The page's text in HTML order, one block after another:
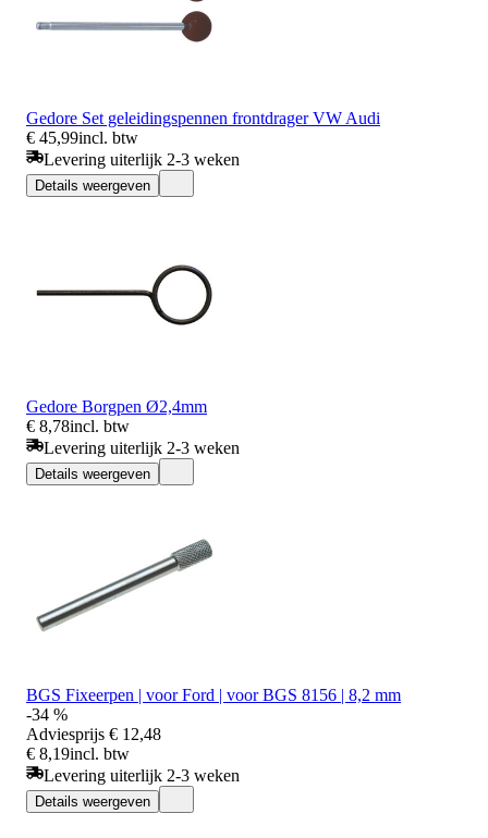
Gedore Set geleidingspennen frontdrager VW Audi
€ 45,99incl. btw
Levering uiterlijk 2-3 weken
Details weergeven
Gedore Borgpen Ø2,4mm
€ 8,78incl. btw
Levering uiterlijk 2-3 weken
Details weergeven
BGS Fixeerpen | voor Ford | voor BGS 8156 | 8,2 mm
-34 %
Adviesprijs € 12,48
€ 8,19incl. btw
Levering uiterlijk 2-3 weken
Details weergeven